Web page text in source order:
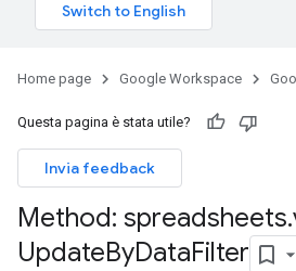
Home page Google Workspace
Questa pagina è stata utile?
Invia feedback
Method: spreadsheets.
UpdateByDataFilter